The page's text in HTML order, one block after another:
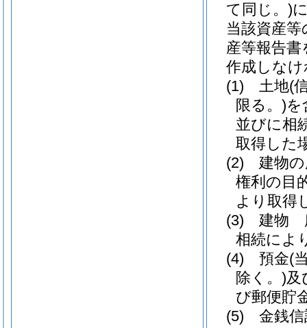
て同じ。)
当該資産
産等報告
作成しな
(1)
土地(
限る。)を
並びに相
取得した
(2)
建物
権利の目
より取得
(3)
建物
相続によ
(4)
預金(
除く。)及
び郵便貯
(5)
金銭